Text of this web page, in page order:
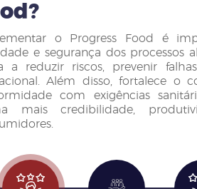
o Progress Food é
e segurança dos processos
a reduzir riscos, prevenir
Além disso, fortalece o
com exigências
mais credibilidade,